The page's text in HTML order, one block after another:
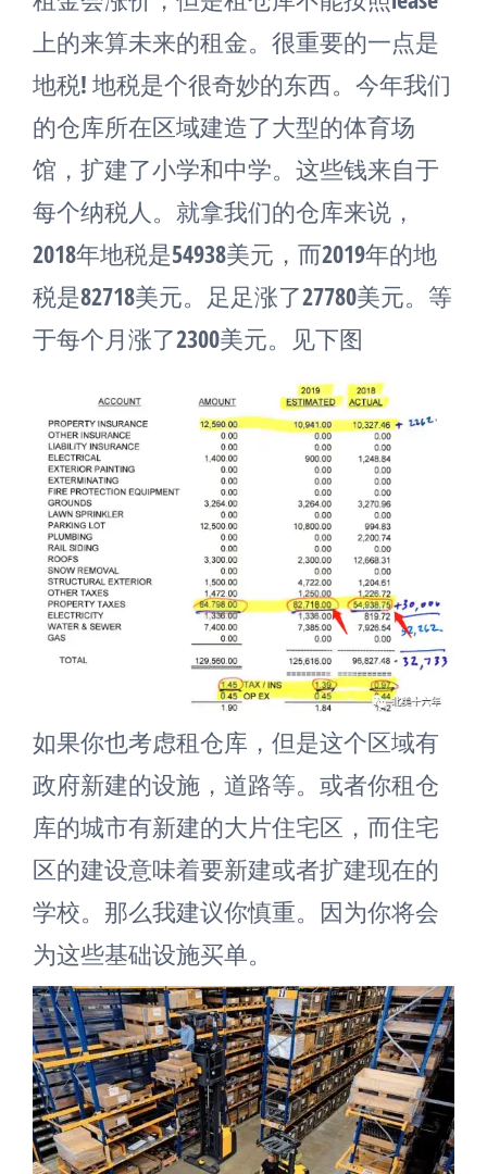
上的来算未来的租金。很重要的一点是
地税! 地税是个很奇妙的东西。今年我们
的仓库所在区域建造了大型的体育场
馆，扩建了小学和中学。这些钱来自于
每个纳税人。就拿我们的仓库来说，
2018年地税是54938美元，而2019年的地
税是82718美元。足足涨了27780美元。等
于每个月涨了2300美元。见下图
如果你也考虑租仓库，但是这个区域有
政府新建的设施，道路等。或者你租仓
库的城市有新建的大片住宅区，而住宅
区的建设意味着要新建或者扩建现在的
学校。那么我建议你慎重。因为你将会
为这些基础设施买单。